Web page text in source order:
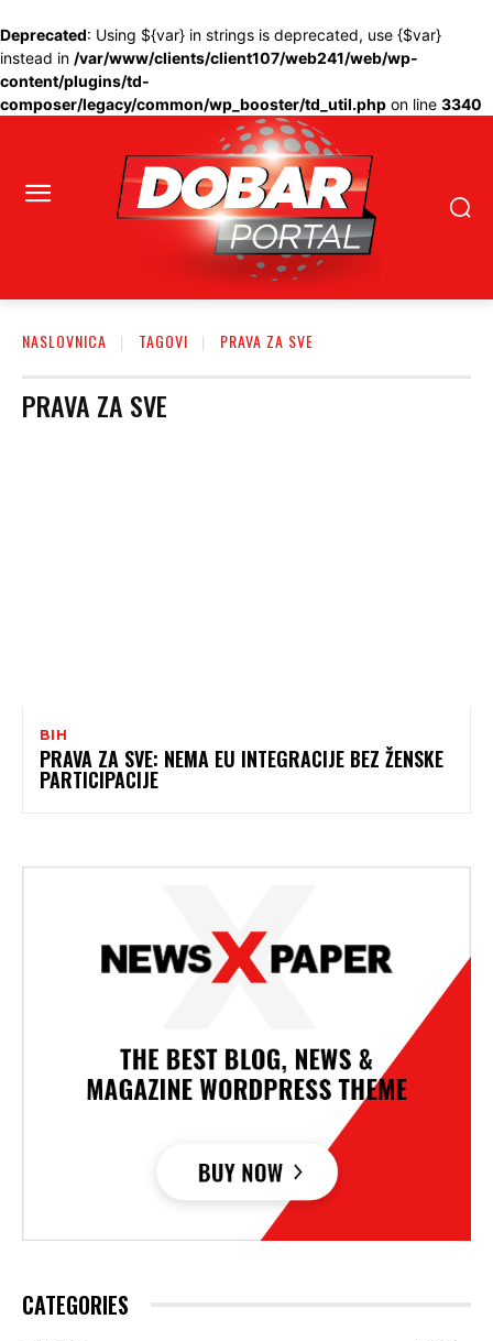
Deprecated: Using ${var} in strings is deprecated, use {$var}
instead in /var/www/clients/client107/web241/web/wp-
content/plugins/td-
composer/legacy/common/wp_booster/td_util.php on line 3340
NASLOVNICA TAGOVI PRAVA ZA SVE
PRAVA ZA SVE
BIH
PRAVA ZA SVE: NEMA EU INTEGRACIJE BEZ ŽENSKE
PARTICIPACIJE
CATEGORIES